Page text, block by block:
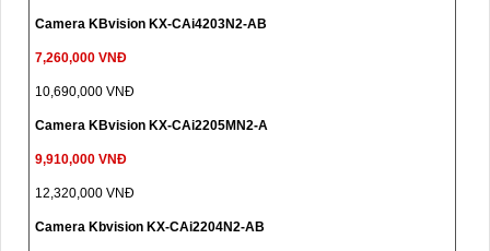
Camera KBvision KX-CAi4203N2-AB
7,260,000 VNĐ
10,690,000 VNĐ
Camera KBvision KX-CAi2205MN2-A
9,910,000 VNĐ
12,320,000 VNĐ
Camera Kbvision KX-CAi2204N2-AB